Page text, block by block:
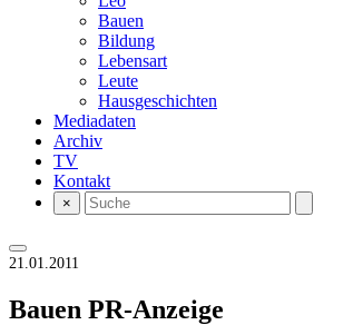
Bauen
Bildung
Lebensart
Leute
Hausgeschichten
Mediadaten
Archiv
TV
Kontakt
×
21.01.2011
Bauen PR-Anzeige